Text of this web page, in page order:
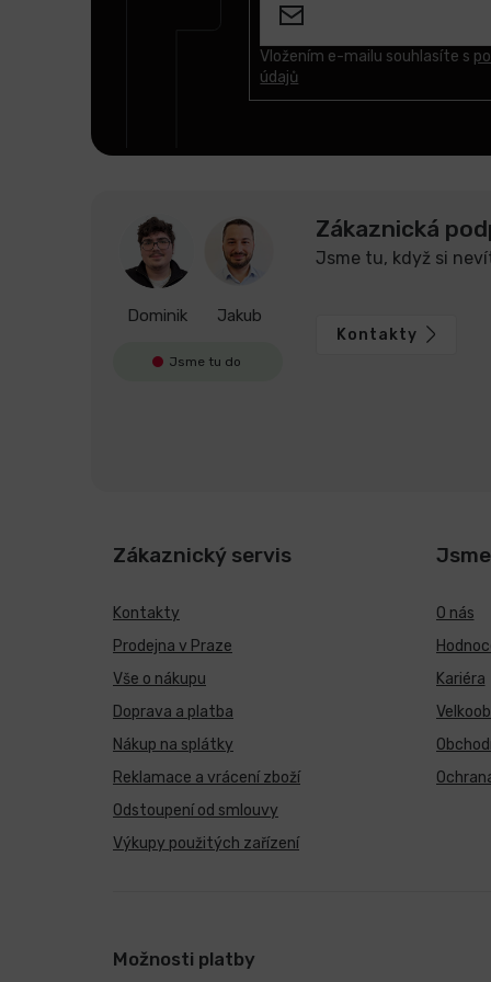
Vložením e-mailu souhlasíte s
údajů
Dominik Jakub
Jsme tu do
Zákaznická
Jsme tu, když si
Kontakty
Zákaznický servis
Kontakty
Prodejna v Praze
Vše o nákupu
Doprava a platba
Nákup na splátky
Reklamace a vrácení zboží
Odstoupení od smlouvy
Výkupy použitých zařízení
O nás
Kariéra
Možnosti platby